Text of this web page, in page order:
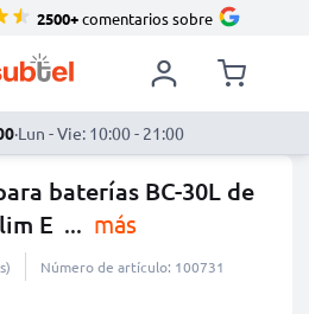
2500+comentarios sobre
·Lun - Vie: 10:00 - 21:00
baterías BC-30L de
E ... más
Número de artículo: 100731